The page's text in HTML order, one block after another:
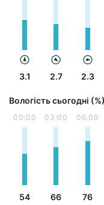
3.1 2.7 2.3
Вологість сьогодні (%)
00:00
54
03:00
66
06:00
76